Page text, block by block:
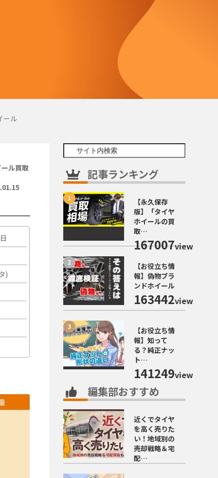
ール
ル買取
)
記事ランキング
【永久保存
版】「タイヤ
ホイールの買
取…
167007view
【お役立ち情
報】偽物ブラ
ンドホイール
163442view
【お役立ち情
報】知って
る？純正ナッ
ト…
141249view
編集部おすすめ
近くでタイヤ
を高く売りた
い！地域別の
売却戦略＆宅
配…